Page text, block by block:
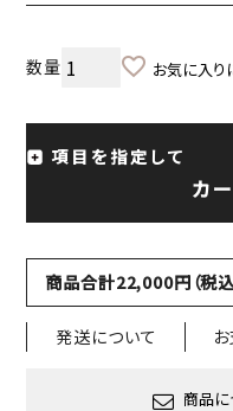
お気に入り
項目を指定して
カ
商品合計22,000円（税
発送について
商品